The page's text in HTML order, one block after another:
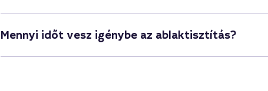
Mennyi időt vesz igénybe az ablaktisztítás?